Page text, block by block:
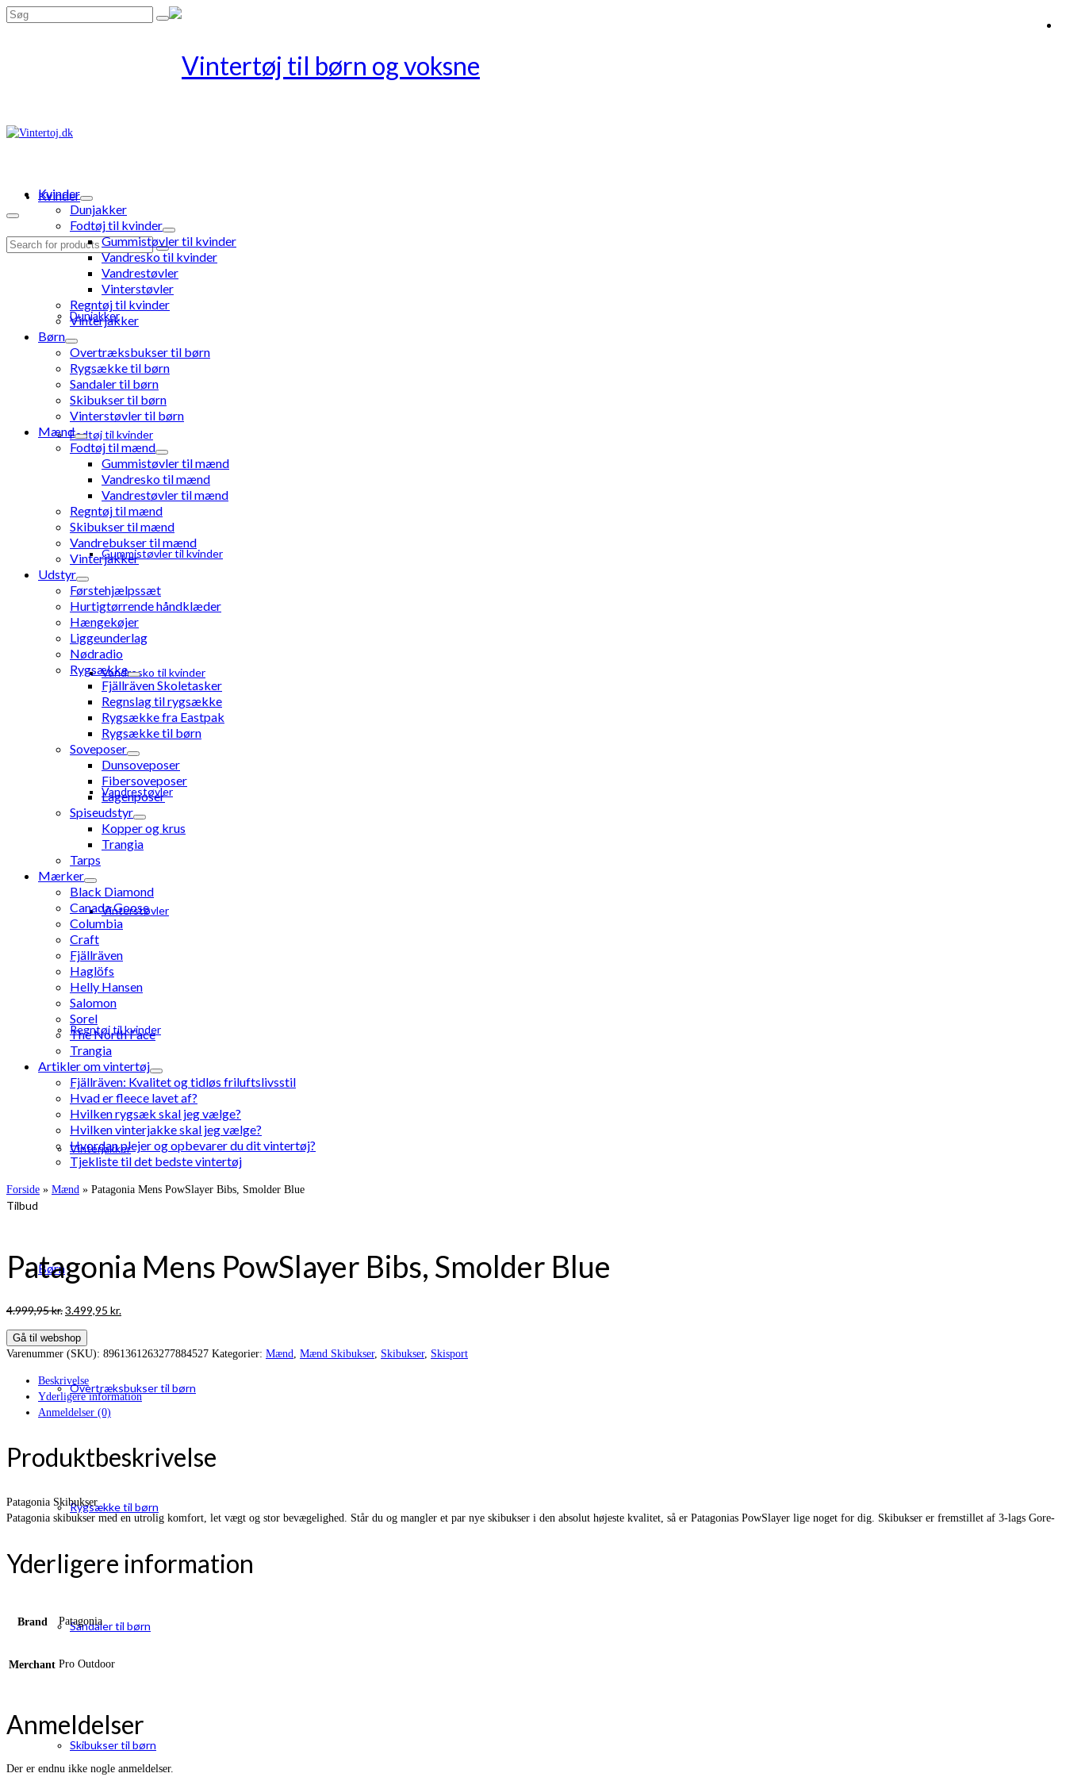
Search
Kvinder
Dunjakker
Fodtøj til kvinder
Gummistøvler til kvinder
Vandresko til kvinder
Vandrestøvler
Vinterstøvler
Regntøj til kvinder
Vinterjakker
Børn
Overtræksbukser til børn
Rygsække til børn
Sandaler til børn
Skibukser til børn
Search
Kvinder
Dunjakker
Fodtøj til kvinder
Gummistøvler til kvinder
Vandresko til kvinder
Vandrestøvler
Vinterstøvler
Regntøj til kvinder
Vinterjakker
Børn
Overtræksbukser til børn
Rygsække til børn
Sandaler til børn
Skibukser til børn
Vinterstøvler til børn
Mænd
Fodtøj til mænd
Gummistøvler til mænd
Vandresko til mænd
Vandrestøvler til mænd
Regntøj til mænd
Skibukser til mænd
Vandrebukser til mænd
Vinterjakker
Udstyr
Førstehjælpssæt
Hurtigtørrende håndklæder
Hængekøjer
Liggeunderlag
Nødradio
Rygsække
Fjällräven Skoletasker
Regnslag til rygsække
Rygsække fra Eastpak
Rygsække til børn
Soveposer
Dunsoveposer
Fibersoveposer
Lagenposer
Spiseudstyr
Kopper og krus
Trangia
Tarps
Mærker
Black Diamond
Canada Goose
Columbia
Craft
Fjällräven
Haglöfs
Helly Hansen
Salomon
Sorel
The North Face
Trangia
Artikler om vintertøj
Fjällräven: Kvalitet og tidløs friluftslivsstil
Hvad er fleece lavet af?
Hvilken rygsæk skal jeg vælge?
Hvilken vinterjakke skal jeg vælge?
Hvordan plejer og opbevarer du dit vintertøj?
Tjekliste til det bedste vintertøj
Forside » Mænd » Patagonia Mens PowSlayer Bibs, Smolder Blue
Tilbud
Patagonia Mens PowSlayer Bibs, Smolder Blue
4.999,95kr.Den
pris
var:
3.499,95 kr.
er:
Gå til webshop
Varenummer (SKU): 8961361263277884527 Kategorier: Mænd Mænd Skibukser, Skibukser, Skisport
Beskrivelse
Yderligere information
Anmeldelser (0)
Produktbeskrivelse
Patagonia Skibukser
Patagonia skibukser med en utrolig komfort, let vægt og stor bevægelighed. Står du og mangler et par nye skibukser i den absolut højeste kvalitet, så er Patagonias PowSlayer lige noget for dig. Skibukser er fremstillet af 3-lags Gore-
Yderligere information
Brand Patagonia
Merchant Pro Outdoor
Anmeldelser
Der er endnu ikke nogle anmeldelser.